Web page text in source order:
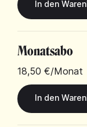
Monatsabo
18,50 €/Monat